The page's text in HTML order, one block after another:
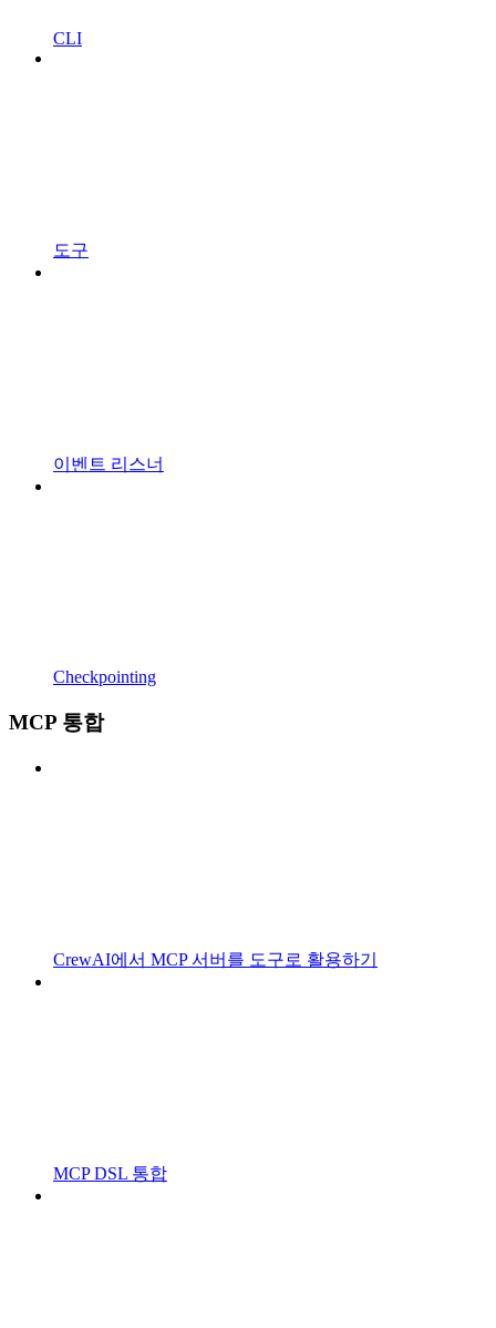
CLI
도구
이벤트 리스너
Checkpointing
MCP 통합
CrewAI에서 MCP 서버를 도구로 활용하기
MCP DSL 통합